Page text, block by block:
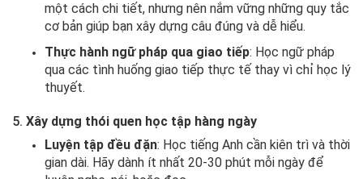
một cách chi tiết, nhưng nên nắm vững những quy tắc
cơ bản giúp bạn xây dựng câu đúng và dễ hiểu.
Thực hành ngữ pháp qua giao tiếp: Học ngữ pháp
qua các tình huống giao tiếp thực tế thay vì chỉ học lý
thuyết.
5. Xây dựng thói quen học tập hàng ngày
Luyện tập đều đặn: Học tiếng Anh cần kiên trì và thời
gian dài. Hãy dành ít nhất 20-30 phút mỗi ngày để